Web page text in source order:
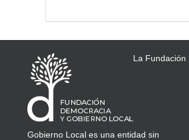
La Fundación
Gobierno Local es una entidad sin